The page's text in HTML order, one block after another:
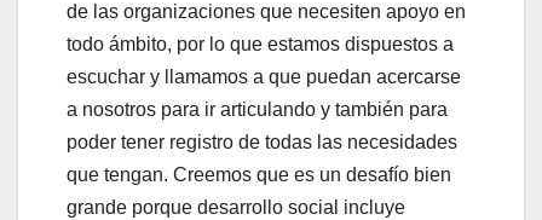
de las organizaciones que necesiten apoyo en
todo ámbito, por lo que estamos dispuestos a
escuchar y llamamos a que puedan acercarse
a nosotros para ir articulando y también para
poder tener registro de todas las necesidades
que tengan. Creemos que es un desafío bien
grande porque desarrollo social incluye